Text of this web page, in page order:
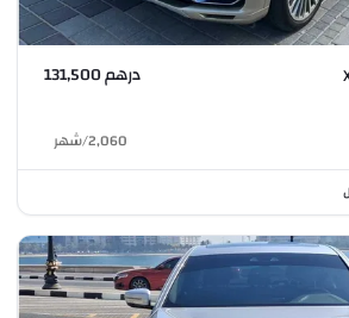
درهم 131,500
2,060
/شهر